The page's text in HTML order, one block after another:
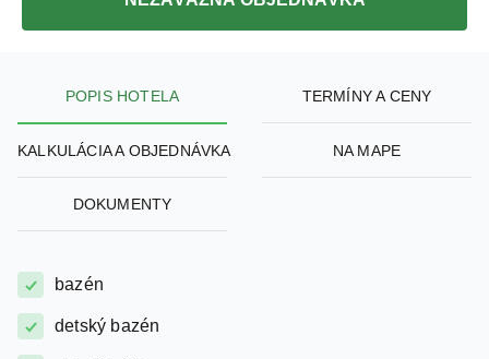
KALKULÁCIA A OBJEDNÁVKA NA MAPE
DOKUMENTY
detský bazén
detský kútik